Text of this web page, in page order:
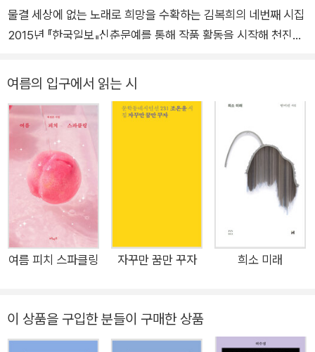
물결 세상에 없는 노래로 희망을 수확하는 김복희의 네번째 시집
2015년 『한국일보』신춘문예를 통해 작품 활동을 시작해 천진하
세이 등 다양한 장르에서 활동해온 김복희 시인의 네번째 시집이
2022) 이후 3년 만에 펴내는 시집이다. 시인은 2024년, “ 나와
타자의 경계, 삶과 죽음의 경계, 인간과 사물의 경계, 현실과 환상
의 경계를 자유롭게 넘나들지만, 일상과 사회의 토대 위에 있어서
강한 현실감과 공감을 끌어낸다” “인간을 초과하는 목소리”(심
사위원 김기택·임승유)라는 평을 받으며 제69회 현대문학상을
수상한 바 있다. 『내 이름을 부르는 소리』(현대문학, 2023)에 수
록된 수상작 「내 이름을 부르는 소리」외 6편과 시인의 자선작 8
편이 이번 시집에 포함되어 있다. “김복희의 시(詩/時)공간은 새
어지는 시인 특유의 입말과 리듬감이 생생하게 출렁인다. 네번째
시집인 『보조 영혼』에 이르러 시인은 자유자재로 주체와 객체의
여름의 입구에서 읽는 시
여름 피치 스파클링 자꾸만 꿈만 꾸자 희소 미래
이 상품을 구입한 분들이 구매한 상품